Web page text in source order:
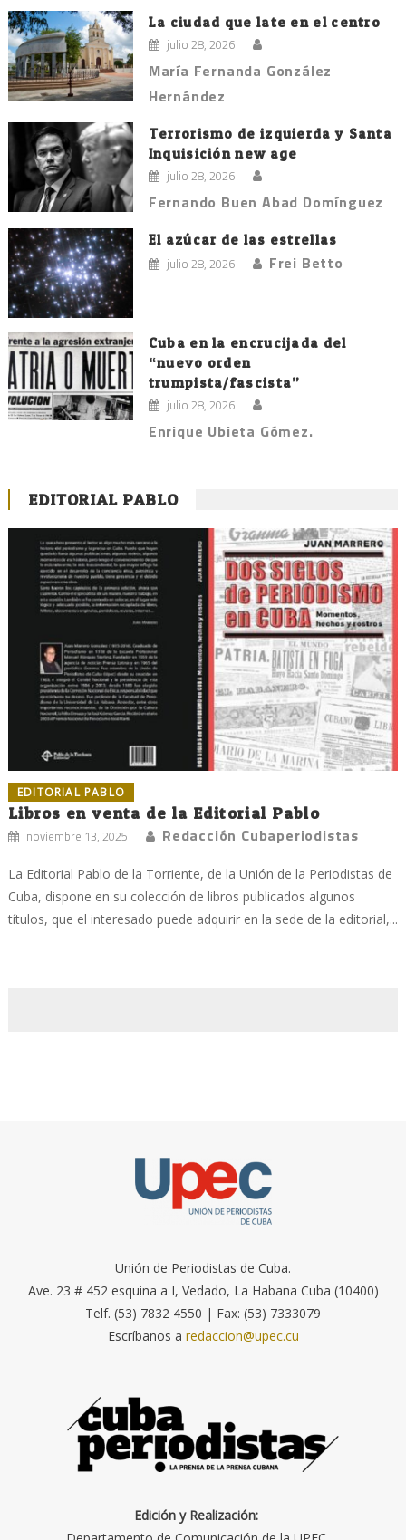
La ciudad que late en el centro
julio 28, 2026
María Fernanda González
Hernández
Terrorismo de izquierda y Santa
Inquisición new age
julio 28, 2026
Fernando Buen Abad Domínguez
El azúcar de las estrellas
julio 28, 2026 Frei Betto
Cuba en la encrucijada del
“nuevo orden
trumpista/fascista”
julio 28, 2026
Enrique Ubieta Gómez.
EDITORIAL PABLO
EDITORIAL PABLO
Libros en venta de la Editorial Pablo
noviembre 13, 2025 Redacción Cubaperiodistas
La Editorial Pablo de la Torriente, de la Unión de la Periodistas de
Cuba, dispone en su colección de libros publicados algunos
títulos, que el interesado puede adquirir en la sede de la editorial,...
Unión de Periodistas de Cuba.
Ave. 23 # 452 esquina a I, Vedado, La Habana Cuba (10400)
Telf. (53) 7832 4550 | Fax: (53) 7333079
Escríbanos a redaccion@upec.cu
Edición y Realización: